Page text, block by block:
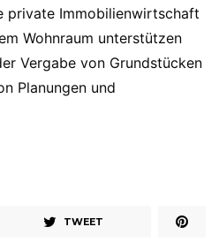
private Immobilienwirtschaft
Wohnraum unterstützen
Vergabe von Grundstücken
Planungen und
TWEET